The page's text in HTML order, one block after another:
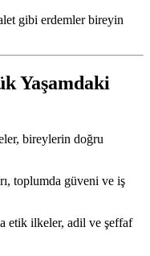
gibi erdemler bireyin
Yaşamdaki
bireylerin doğru
toplumda güveni ve iş
etik ilkeler, adil ve şeffaf